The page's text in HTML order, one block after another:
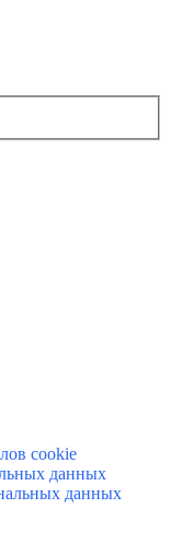
cookie
данных
данных